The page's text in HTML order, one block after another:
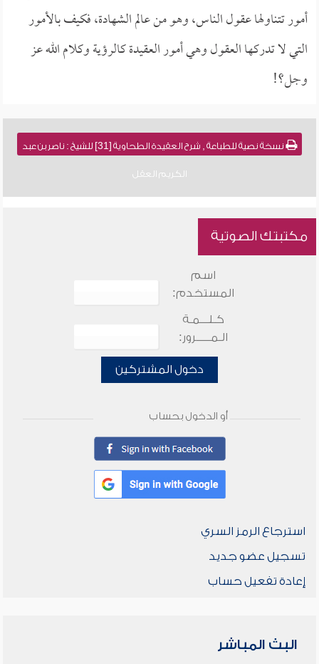
أمور تتناولها عقول الناس، وهو من عالم الشهادة، فكيف بالأمور
التي لا تدركها العقول وهي أمور العقيدة كالرؤية وكلام الله عز
وجل؟!
نسخة نصية للطباعة , شرح العقيدة الطحاوية [31] للشيخ : ناصر بن عبد
الكريم العقل
مكتبتك الصوتية
اسم
المستخدم:
كـلـــمـة
الـمـــــرور:
دخول المشتركين
أو الدخول بحساب
استرجاع الرمز السري
تسجيل عضو جديد
إعادة تفعيل حساب
البث المباشر